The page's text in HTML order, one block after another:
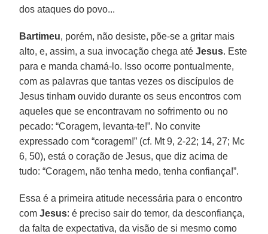
dos ataques do povo...
Bartimeu, porém, não desiste, põe-se a gritar mais
alto, e, assim, a sua invocação chega atéJesus. Este
para e manda chamá-lo. Isso ocorre pontualmente,
com as palavras que tantas vezes os discípulos de
Jesus tinham ouvido durante os seus encontros com
aqueles que se encontravam no sofrimento ou no
pecado: “Coragem, levanta-te!”. No convite
expressado com “coragem!” (cf. Mt 9, 2-22; 14, 27; Mc
6, 50), está o coração de Jesus, que diz acima de
tudo: “Coragem, não tenha medo, tenha confiança!”.
Essa é a primeira atitude necessária para o encontro
comJesus: é preciso sair do temor, da desconfiança,
da falta de expectativa, da visão de si mesmo como